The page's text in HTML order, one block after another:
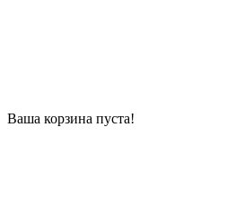
Ваша корзина пуста!